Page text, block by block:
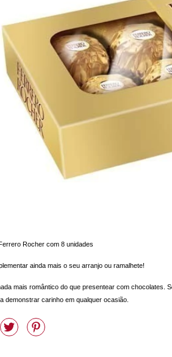
Rocher com 8 unidades
ainda mais o seu arranjo ou ramalhete!
mais romântico do que presentear com chocolates.
demonstrar carinho em qualquer ocasião.